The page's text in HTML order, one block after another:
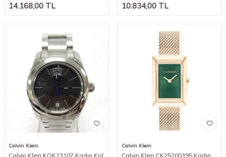
14.168,00 TL 10.834,00 TL
Calvin Klein
Calvin Klein KOK23107 Kadın Kol
Calvin Klein
Calvin Klein CK25200395 Kadın